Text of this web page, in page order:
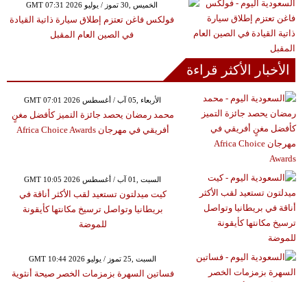
GMT 07:31 2026 الخميس ,30 تموز / يوليو
فولكس فاغن تعتزم إطلاق سيارة ذاتية القيادة
في الصين العام المقبل
الأخبار الأكثر قراءة
GMT 07:01 2026 الأربعاء ,05 آب / أغسطس
محمد رمضان يحصد جائزة التميز كأفضل مغنٍ
أفريقي في مهرجان Africa Choice Awards
GMT 10:05 2026 السبت ,01 آب / أغسطس
كيت ميدلتون تستعيد لقب الأكثر أناقة في
بريطانيا وتواصل ترسيخ مكانتها كأيقونة
للموضة
GMT 10:44 2026 السبت ,25 تموز / يوليو
فساتين السهرة بزمزمات الخصر صيحة أنثوية